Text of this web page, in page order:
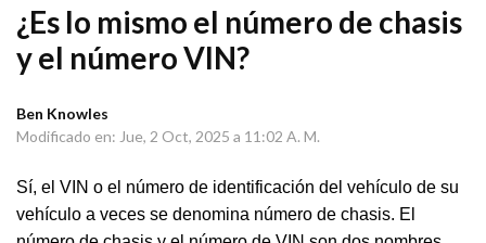
¿Es lo mismo el número de chasis
y el número VIN?
Ben Knowles
Modificado en: Jue, 2 Oct, 2025 a 11:02 A. M.
Sí, el VIN o el número de identificación del vehículo de su
vehículo a veces se denomina número de chasis. El